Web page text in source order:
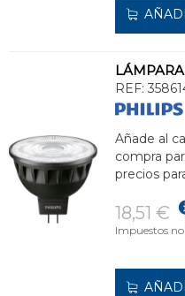
REF:
Añade al
compra
precios
18,51 €
Impuestos